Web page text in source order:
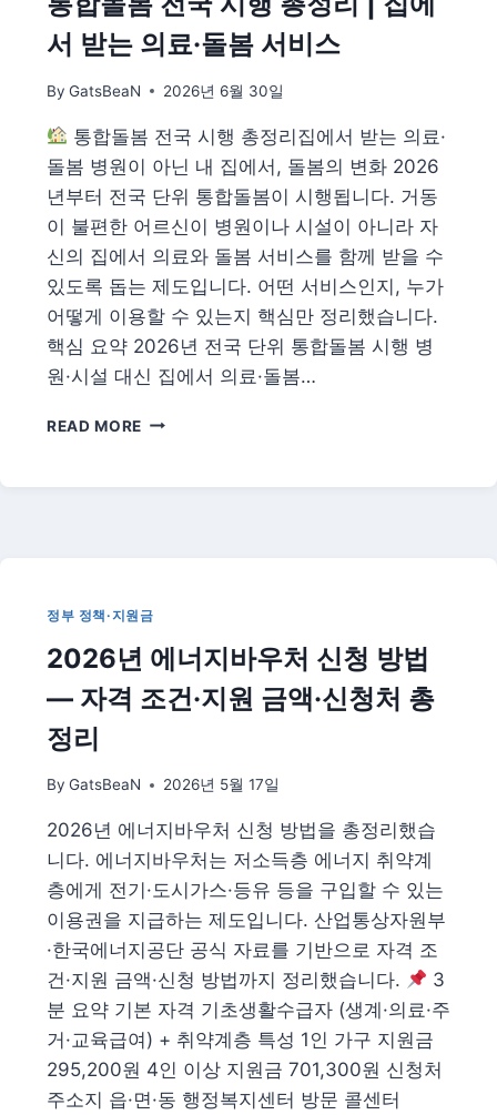
30
만
매
최
대
1,440
만
원
조
건
신
청
총
서 받는 의료·돌봄 서비스
By GatsBeaN 2026년 6월 30일
통합돌봄 전국 시행 총정리집에서 받는 의료·
돌봄 병원이 아닌 내 집에서, 돌봄의 변화 2026
년부터 전국 단위 통합돌봄이 시행됩니다. 거동
이 불편한 어르신이 병원이나 시설이 아니라 자
신의 집에서 의료와 돌봄 서비스를 함께 받을 수
있도록 돕는 제도입니다. 어떤 서비스인지, 누가
어떻게 이용할 수 있는지 핵심만 정리했습니다.
핵심 요약 2026년 전국 단위 통합돌봄 시행 병
원·시설 대신 집에서 의료·돌봄…
READ MORE 통
봄
총
리
집
는
료
·
돌
봄
서
비
스
정부 정책·지원금
2026년 에너지바우처 신청 방법
— 자격 조건·지원 금액·신청처 총
정리
By GatsBeaN 2026년 5월 17일
2026년 에너지바우처 신청 방법을 총정리했습
니다. 에너지바우처는 저소득층 에너지 취약계
층에게 전기·도시가스·등유 등을 구입할 수 있는
이용권을 지급하는 제도입니다. 산업통상자원부
·한국에너지공단 공식 자료를 기반으로 자격 조
건·지원 금액·신청 방법까지 정리했습니다.
3
분 요약 기본 자격 기초생활수급자 (생계·의료·주
거·교육급여) + 취약계층 특성 1인 가구 지원금
295,200원 4인 이상 지원금 701,300원 신청처
주소지 읍·면·동 행정복지센터 방문 콜센터